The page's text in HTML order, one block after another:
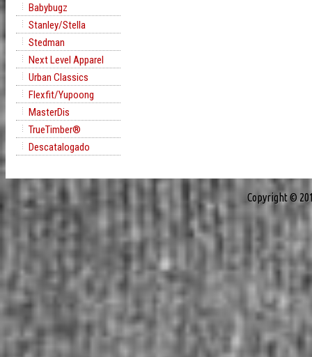
Babybugz
Stanley/Stella
Stedman
Next Level Apparel
Urban Classics
Flexfit/Yupoong
MasterDis
TrueTimber®
Descatalogado
Copyright ©